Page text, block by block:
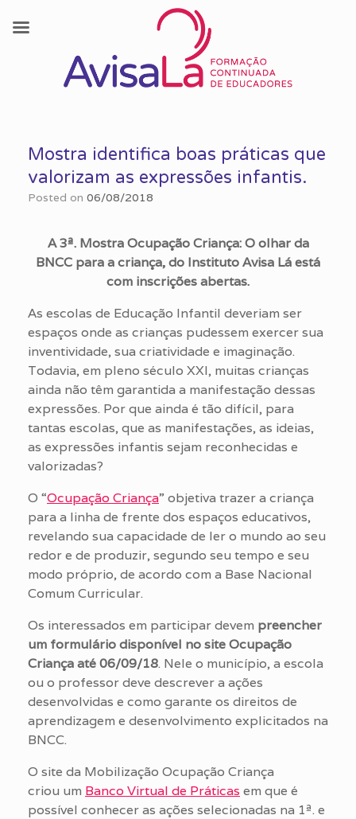
contentMostra identifica boas práticas que
valorizam as expressões infantis.
Posted on 06/08/2018
A3ª. Mostra Ocupação Criança: O olhar da
BNCC para a criança,do Instituto Avisa Lá está
com inscrições abertas.
As escolas de Educação Infantil deveriam ser
espaços onde as crianças pudessem exercer sua
inventividade, sua criatividade e imaginação.
Todavia, em pleno século XXI, muitas crianças
ainda não têm garantida a manifestação dessas
expressões. Por que ainda é tão difícil, para
tantas escolas, que as manifestações, as ideias,
as expressões infantis sejam reconhecidas e
valorizadas?
O “Ocupação Criança” objetiva trazer a criança
para a linha de frente dos espaços educativos,
revelando sua capacidade de ler o mundo ao seu
redor e de produzir, segundo seu tempo e seu
modo próprio, de acordo com a Base Nacional
Comum Curricular.
Os interessados em participar devem preencher
um formulário disponível no site Ocupação
Criançaaté 06/09/18. Nele o município, a escola
ou o professor deve descrever a ações
desenvolvidas e como garante os direitos de
aprendizagem e desenvolvimento explicitados na
BNCC.
O site da Mobilização Ocupação Criança
criou um Banco Virtual de Práticas em que é
possível conhecer as ações selecionadas na 1ª. e